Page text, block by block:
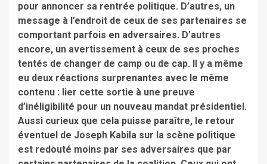
pour annoncer sa rentrée politique. D’autres, un
message à l’endroit de ceux de ses partenaires se
comportant parfois en adversaires. D’autres
encore, un avertissement à ceux de ses proches
tentés de changer de camp ou de cap. Il y a même
eu deux réactions surprenantes avec le même
contenu : lier cette sortie à une preuve
d’inéligibilité pour un nouveau mandat présidentiel.
Aussi curieux que cela puisse paraître, le retour
éventuel de Joseph Kabila sur la scène politique
est redouté moins par ses adversaires que par